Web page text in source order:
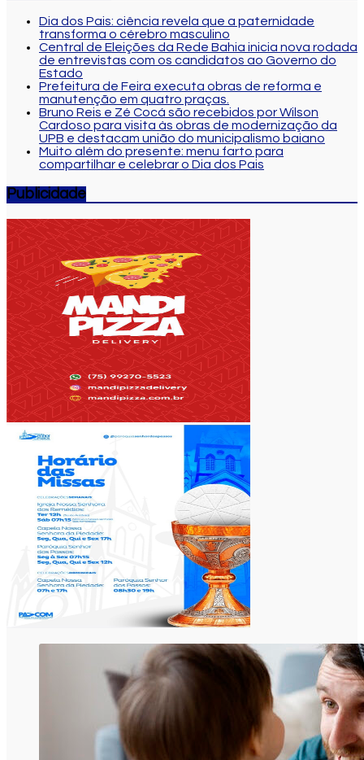
Dia dos Pais: ciência revela que a paternidade
transforma o cérebro masculino
Central de Eleições da Rede Bahia inicia nova rodada
de entrevistas com os candidatos ao Governo do
Estado
Prefeitura de Feira executa obras de reforma e
manutenção em quatro praças.
Bruno Reis e Zé Cocá são recebidos por Wilson
Cardoso para visita às obras de modernização da
UPB e destacam união do municipalismo baiano
Muito além do presente: menu farto para
compartilhar e celebrar o Dia dos Pais
Publicidade